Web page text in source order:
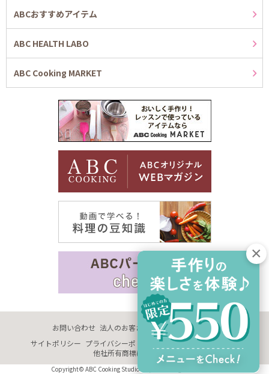
ABCおすすめアイテム
ABC HEALTH LABO
ABC Cooking MARKET
お問い合わせ 法人のお客さま 企業情報
採用情報
サイトポリシー プライバシーポリシー サイトマップ 推奨環境
他社所有商標に関する表示
Copyright© ABC Cooking Studio Co., Ltd. All Rights Reserved.